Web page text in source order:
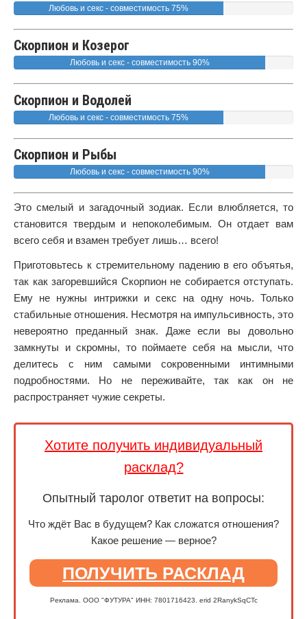
Любовь и секс - совместимость 75%
Скорпион и Козерог
Любовь и секс - совместимость 90%
Скорпион и Водолей
Любовь и секс - совместимость 75%
Скорпион и Рыбы
Любовь и секс - совместимость 90%
Это смелый и загадочный зодиак. Если влюбляется, то
становится твердым и непоколебимым. Он отдает вам
всего себя и взамен требует лишь… всего!
Приготовьтесь к стремительному падению в его объятья,
так как загоревшийся Скорпион не собирается отступать.
Ему не нужны интрижки и секс на одну ночь. Только
стабильные отношения. Несмотря на импульсивность, это
невероятно преданный знак. Даже если вы довольно
замкнуты и скромны, то поймаете себя на мысли, что
делитесь с ним самыми сокровенными интимными
подробностями. Но не переживайте, так как он не
распространяет чужие секреты.
Хотите получить индивидуальный
расклад?
Опытный таролог ответит на вопросы:
Что ждёт Вас в будущем? Как сложатся отношения?
Какое решение — верное?
ПОЛУЧИТЬ РАСКЛАД
Реклама. ООО "ФУТУРА" ИНН: 7801716423. erid 2RanykSqCTc